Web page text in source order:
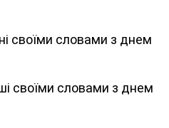
своїми словами з днем
своїми словами з днем